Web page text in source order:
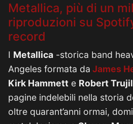
Metallica, più di un
riproduzioni su
record
I Metallica -storica band
Angeles formata da James
Kirk Hammett e Robert
pagine indelebili nella storia
oltre quarant’anni ormai,